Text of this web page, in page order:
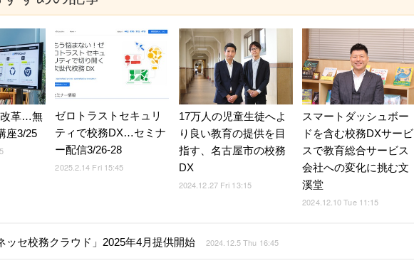
改革…無
座3/25
ゼロトラストセキュリ
ティで校務DX…セミナ
ー配信3/26-28
2025.2.14 Fri 15:45
17万人の児童生徒へよ
り良い教育の提供を目
指す、名古屋市の校務
DX
2024.12.27 Fri 13:15
スマートダッシュボー
ドを含む校務DXサービ
スで教育総合サービス
会社への変化に挑む文
溪堂
2024.12.10 Tue 11:15
ッセ校務クラウド」2025年4月提供開始 2024.12.5 Thu 16:45